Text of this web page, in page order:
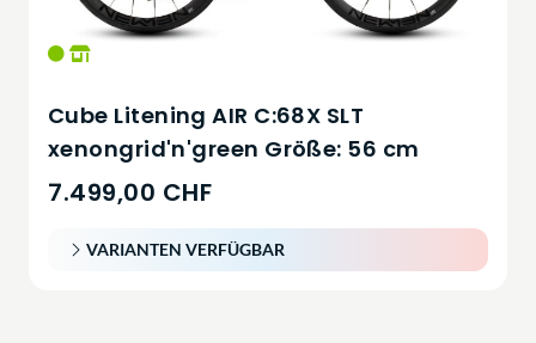
Cube Litening AIR C:68X SLT
xenongrid'n'green Größe: 56 cm
7.499,00 CHF
VARIANTEN VERFÜGBAR